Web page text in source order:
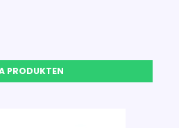
PRODUKTEN